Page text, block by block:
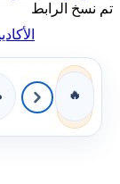
تم نسخ الرابط
🔥